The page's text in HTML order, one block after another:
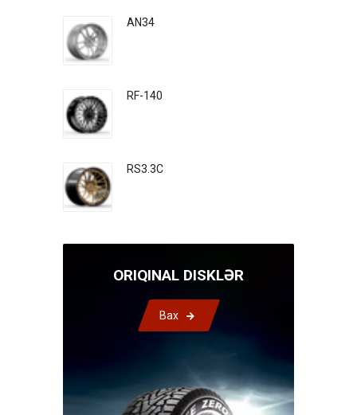
AN34
RF-140
RS3.3C
ORIQINAL DISKLƏR
Bax